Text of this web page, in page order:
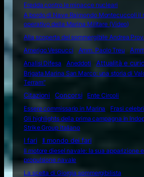
Fredda contro le minacce nucleari
A bordo di Nave Raimondo Montecuccoli il
operativo della Marina Militare (Video)
Alla scoperta del sommergibile Andrea
Amerigo Vespucci
Amm. Paolo Treu
Analisi Difesa
Aneddoti Attualità e
Brigata Marina San Marco: una storia di
Terram"
Citazioni
Concorsi
Ente Circoli
Essere commissario in Marina
Frasi celebri
Gli highlights della prima campagna in
Strike Group italiano
I fari
Il mondo dei fari
Il motore diesel navale: la sua apparizione
propulsione navale
La scelta di Giorgia sommergibilista